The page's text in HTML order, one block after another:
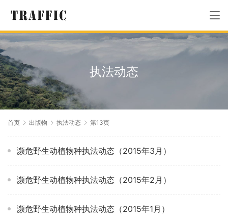
执法动态
首页 出版物 执法动态 第13页
濒危野生动植物种执法动态（2015年3月）
濒危野生动植物种执法动态（2015年2月）
濒危野生动植物种执法动态（2015年1月）